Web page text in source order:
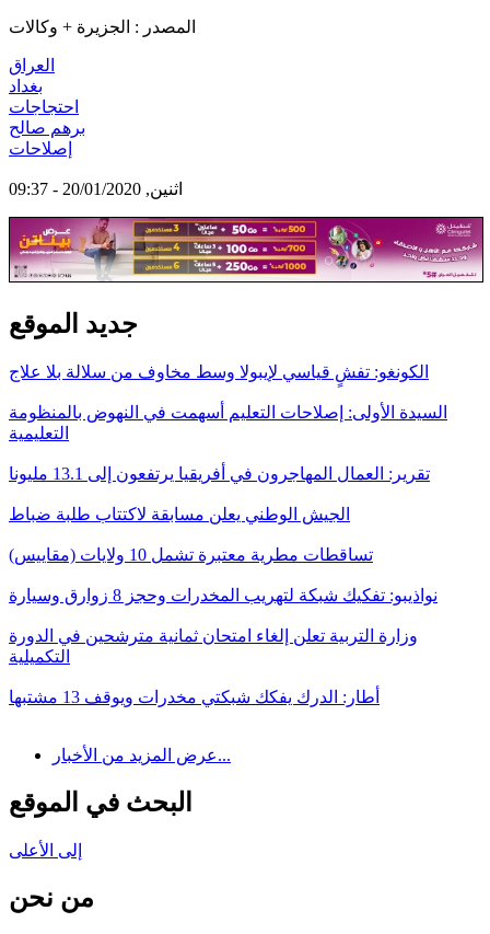
المصدر : الجزيرة + وكالات
العراق
بغداد
احتجاجات
برهم صالح
إصلاحات
اثنين, 20/01/2020 - 09:37
جديد الموقع
الكونغو: تفشٍ قياسي لإيبولا وسط مخاوف من سلالة بلا علاج
السيدة الأولى: إصلاحات التعليم أسهمت في النهوض بالمنظومة
التعليمية
تقرير: العمال المهاجرون في أفريقيا يرتفعون إلى 13.1 مليونا
الجيش الوطني يعلن مسابقة لاكتتاب طلبة ضباط
تساقطات مطرية معتبرة تشمل 10 ولايات (مقاييس)
نواذيبو: تفكيك شبكة لتهريب المخدرات وحجز 8 زوارق وسيارة
وزارة التربية تعلن إلغاء امتحان ثمانية مترشحين في الدورة
التكميلية
أطار: الدرك يفكك شبكتي مخدرات ويوقف 13 مشتبها
عرض المزيد من الأخبار...
البحث في الموقع
إلى الأعلى
من نحن